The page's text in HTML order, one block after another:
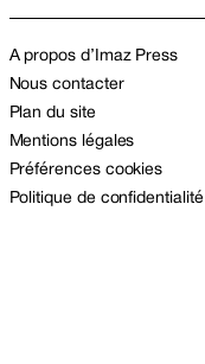
A propos d’Imaz Press
Nous contacter
Plan du site
Mentions légales
Préférences cookies
Politique de confidentialité